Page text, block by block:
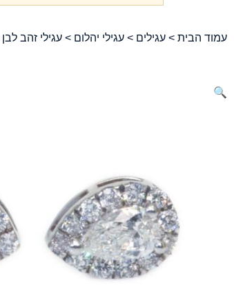
עמוד הבית > עגילים > עגילי יהלום > עגילי זהב לבן
🔍